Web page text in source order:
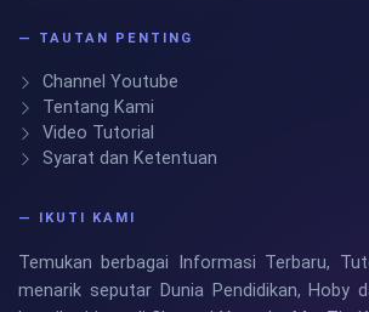
— TAUTAN PENTING
Channel Youtube
Tentang Kami
Video Tutorial
Syarat dan Ketentuan
— IKUTI KAMI
Temukan berbagai Informasi Terbaru,
menarik seputar Dunia Pendidikan, Hoby